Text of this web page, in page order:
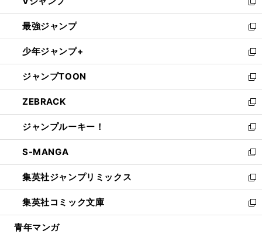
ィ
ン
ド
ウ
で
開
く
い
ウ
ィ
ン
ド
ウ
で
開
く
新
し
い
ウ
ィ
ン
ド
ウ
で
開
く
最強ジャンプ
新
し
い
ウ
ィ
ン
ド
ウ
で
開
く
少年ジャンプ+
新
し
い
ウ
ィ
ン
ド
ウ
で
開
く
ジャンプTOON
新
し
い
ウ
ィ
ン
ド
ウ
で
開
く
ZEBRACK
新
し
い
ウ
ィ
ン
ド
ウ
で
開
ジャンプルーキー！
新
し
い
ウ
ィ
ン
ド
ウ
S-MANGA
新
し
い
ウ
ィ
ン
集英社ジャンプリミックス
新
し
い
ウ
集英社コミック文庫
新
し
青年マンガ